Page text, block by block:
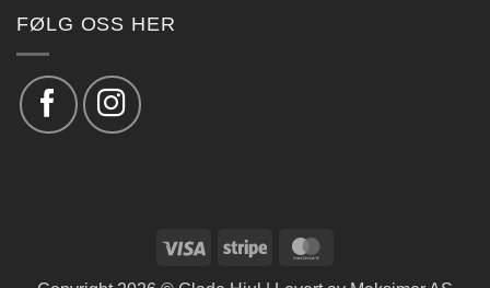
FØLG OSS HER
Visa Stripe